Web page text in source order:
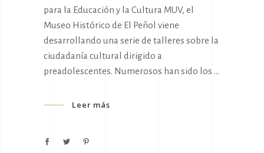
para la Educación y la Cultura MUV, el
Museo Histórico de El Peñol viene
desarrollando una serie de talleres sobre la
ciudadanía cultural dirigido a
preadolescentes. Numerosos han sido los
Leer más